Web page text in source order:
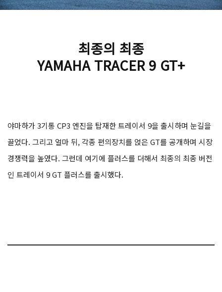
최종의 최종
YAMAHA TRACER 9 GT+
야마하가 3기통 CP3 엔진을 탑재한 트레이서 9을 출시하며 눈길을
끌었다. 그리고 얼마 뒤, 각종 편의장치를 얹은 GT를 공개하며 시장
경쟁력을 높였다. 그런데 여기에 플러스를 더해서 최종의 최종 버전
인 트레이서 9 GT 플러스를 출시했다.